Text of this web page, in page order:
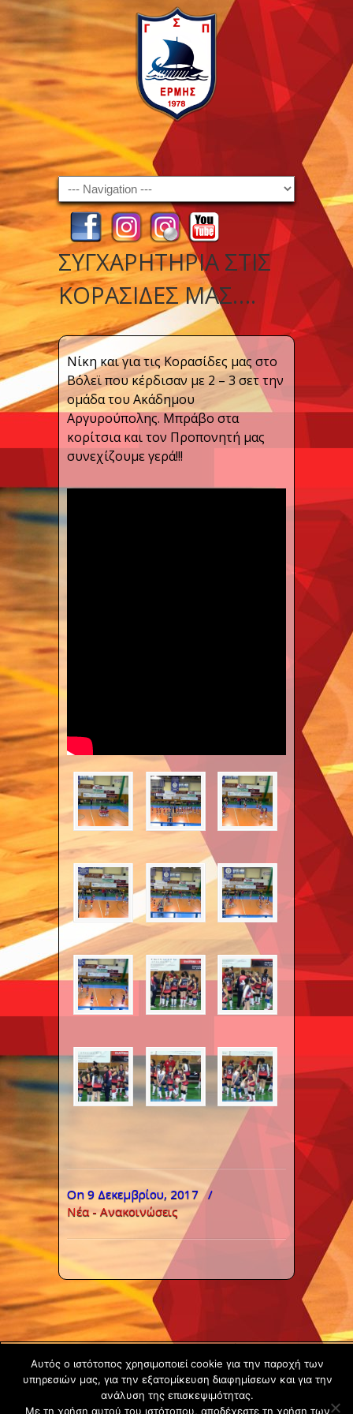
Navigation
ΣΥΓΧΑΡΗΤΉΡΙΑ ΣΤΙΣ
ΚΟΡΑΣΊΔΕΣ ΜΑΣ….
Νίκη και για τις Κορασίδες μας στο
Βόλεϊ που κέρδισαν με 2 – 3 σετ την
ομάδα του Ακάδημου
Αργυρούπολης. Μπράβο στα
κορίτσια και τον Προπονητή μας
συνεχίζουμε γερά!!!
On 9 Δεκεμβρίου, 2017 /
Νέα - Ανακοινώσεις
Copyright ©
2020 -
Gsperamatosermis.gr
Αυτός ο ιστότοπος χρησιμοποιεί cookie για την παροχή των
υπηρεσιών μας, για την εξατομίκευση διαφημίσεων και για την
ανάλυση της επισκεψιμότητας.
Με τη χρήση αυτού του ιστότοπου, αποδέχεστε τη χρήση των